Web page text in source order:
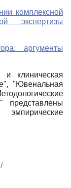
комплексной
экспертизы
аргументы
клиническая
"Ювенальная
представлены